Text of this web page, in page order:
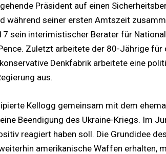
Präsident auf einen
während seiner ersten Amtszeit
sein interimistischer Berater für
Zuletzt arbeitete der 80-Jährige für
Denkfabrik arbeitete eine
aus.
Kellogg gemeinsam mit dem
Beendigung des Ukraine-Kriegs. Im
reagiert haben soll. Die Grundidee
amerikanische Waffen erhalten,